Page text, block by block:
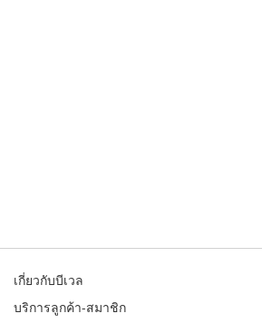
เกี่ยวกับบีเวล
บริการลูกค้า-สมาชิก